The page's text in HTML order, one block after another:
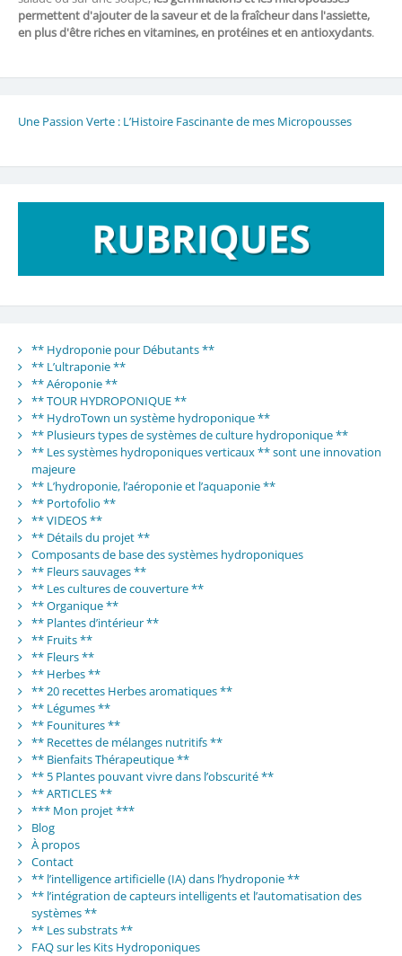
permettent d'ajouter de la saveur et de la fraîcheur dans l'assiette,
en plus d'être riches en vitamines, en protéines et en antioxydants.
Une Passion Verte : L’Histoire Fascinante de mes Micropousses
** Hydroponie pour Débutants **
** L’ultraponie **
** Aéroponie **
** TOUR HYDROPONIQUE **
** HydroTown un système hydroponique **
** Plusieurs types de systèmes de culture hydroponique **
** Les systèmes hydroponiques verticaux ** sont une innovation
majeure
** L’hydroponie, l’aéroponie et l’aquaponie **
** Portofolio **
** VIDEOS **
** Détails du projet **
Composants de base des systèmes hydroponiques
** Fleurs sauvages **
** Les cultures de couverture **
** Organique **
** Plantes d’intérieur **
** Fruits **
** Fleurs **
** Herbes **
** 20 recettes Herbes aromatiques **
** Légumes **
** Founitures **
** Recettes de mélanges nutritifs **
** Bienfaits Thérapeutique **
** 5 Plantes pouvant vivre dans l’obscurité **
** ARTICLES **
*** Mon projet ***
Blog
À propos
Contact
** l’intelligence artificielle (IA) dans l’hydroponie **
** l’intégration de capteurs intelligents et l’automatisation des
systèmes **
** Les substrats **
FAQ sur les Kits Hydroponiques